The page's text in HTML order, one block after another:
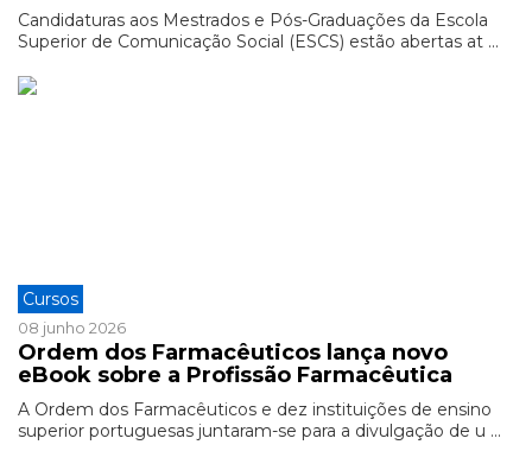
Candidaturas aos Mestrados e Pós-Graduações da Escola
Superior de Comunicação Social (ESCS) estão abertas at ...
Cursos
08 junho 2026
Ordem dos Farmacêuticos lança novo
eBook sobre a Profissão Farmacêutica
A Ordem dos Farmacêuticos e dez instituições de ensino
superior portuguesas juntaram-se para a divulgação de u ...